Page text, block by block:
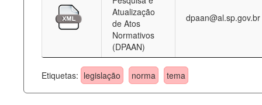
Atualização
de Atos
Normativos
(DPAAN)
dpaan@al.sp.gov.br
Etiquetas: legislação norma tema